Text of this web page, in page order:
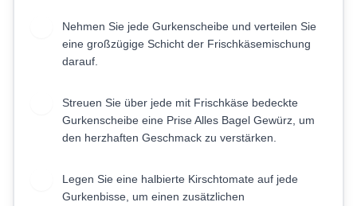
Nehmen Sie jede Gurkenscheibe und verteilen Sie
eine großzügige Schicht der Frischkäsemischung
darauf.
Streuen Sie über jede mit Frischkäse bedeckte
Gurkenscheibe eine Prise Alles Bagel Gewürz, um
den herzhaften Geschmack zu verstärken.
Legen Sie eine halbierte Kirschtomate auf jede
Gurkenbisse, um einen zusätzlichen